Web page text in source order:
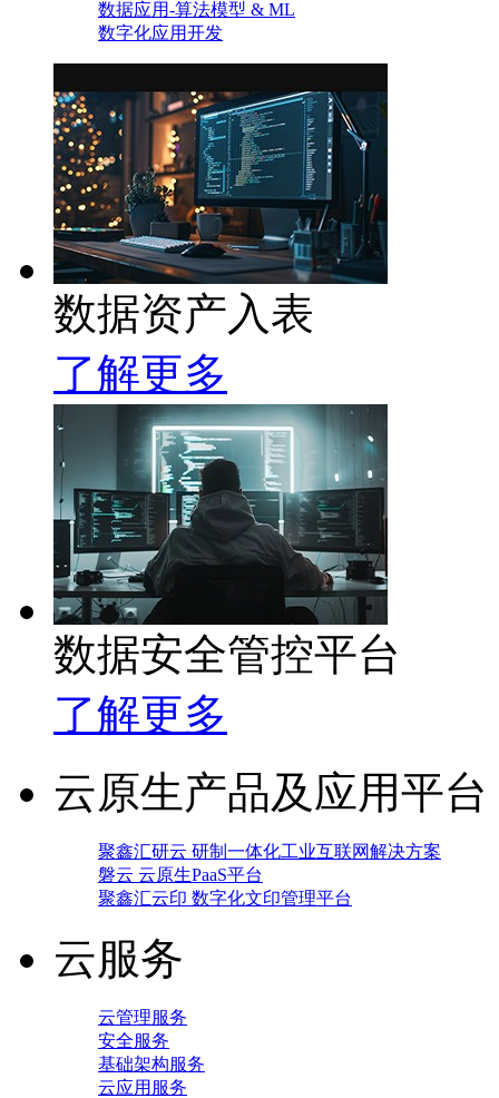
数据应用-算法模型 & ML
数字化应用开发
数据资产入表
了解更多
数据安全管控平台
了解更多
云原生产品及应用平台
聚鑫汇研云 研制一体化工业互联网解决方案
磐云 云原生PaaS平台
聚鑫汇云印 数字化文印管理平台
云服务
云管理服务
安全服务
基础架构服务
云应用服务